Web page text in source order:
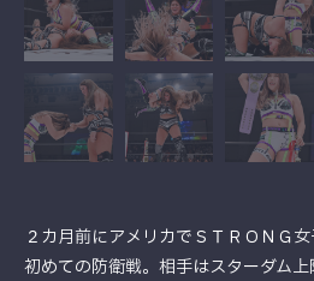
２カ月前にアメリカでＳＴＲＯＮＧ
初めての防衛戦。相手はスターダム